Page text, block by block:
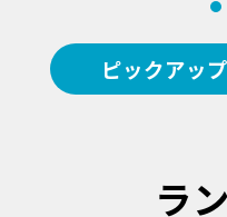
ピックアッ
ラ